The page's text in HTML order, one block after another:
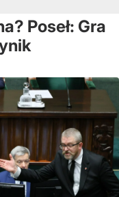
Poseł: Gra